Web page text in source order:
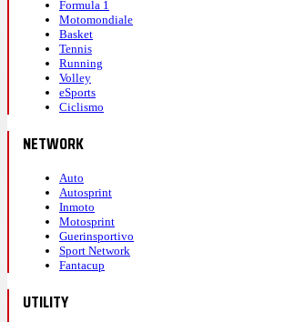
Formula 1
Motomondiale
Basket
Tennis
Running
Volley
eSports
Ciclismo
NETWORK
Auto
Autosprint
Inmoto
Motosprint
Guerinsportivo
Sport Network
Fantacup
UTILITY